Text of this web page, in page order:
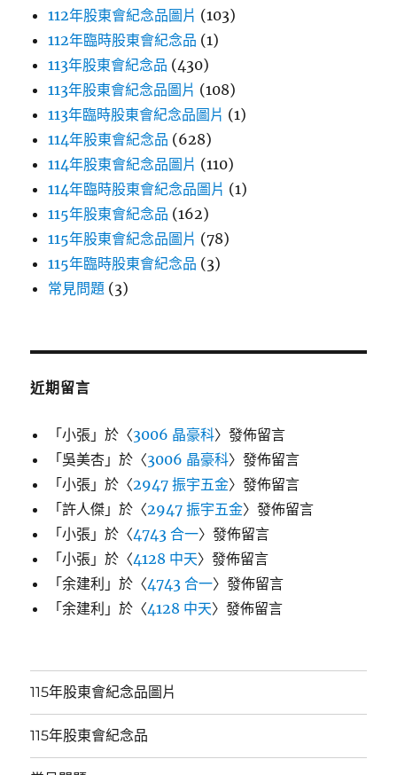
112年股東會紀念品圖片 (103)
112年臨時股東會紀念品 (1)
113年股東會紀念品 (430)
113年股東會紀念品圖片 (108)
113年臨時股東會紀念品圖片 (1)
114年股東會紀念品 (628)
114年股東會紀念品圖片 (110)
114年臨時股東會紀念品圖片 (1)
115年股東會紀念品 (162)
115年股東會紀念品圖片 (78)
115年臨時股東會紀念品 (3)
常見問題 (3)
近期留言
「小張 」於〈3006 晶豪科〉發佈留言
「吳美杏 」於〈3006 晶豪科〉發佈留言
「小張 」於〈2947 振宇五金〉發佈留言
「許人傑 」於〈2947 振宇五金〉發佈留言
「小張 」於〈4743 合一〉發佈留言
「小張 」於〈4128 中天〉發佈留言
「余建利 」於〈4743 合一〉發佈留言
「余建利 」於〈4128 中天〉發佈留言
115年股東會紀念品圖片
115年股東會紀念品